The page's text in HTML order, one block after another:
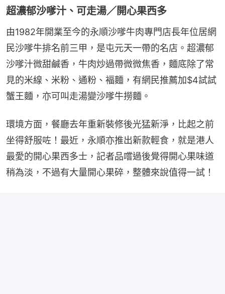
超濃郁沙嗲汁、可走湯／開心果西多
由1982年開業至今的永順沙嗲牛肉專門店長年位居網
民沙嗲牛排名前三甲，是屯元天一帶的名店。超濃郁
沙嗲汁微甜鹹香，牛肉炒過帶微微焦香，麵底除了常
見的米線、米粉、通粉、褔麵，有網民推薦加$4試試
蟹王麵，亦可叫走湯變沙嗲牛撈麵。
環境方面，餐廳去年重新裝修後光猛新淨，比起之前
坐得舒服咗！最近，永順亦推出新款輕食，就是港人
最愛的開心果西多士，記者品嚐過後覺得開心果味道
稍為淡，不過有大量開心果碎，整體來說值得一試！